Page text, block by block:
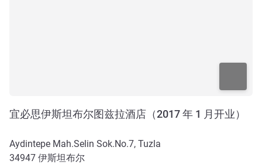
宜必思伊斯坦布尔图兹拉酒店（2017 年 1 月开业）
Aydintepe Mah.Selin Sok.No.7, Tuzla
34947 伊斯坦布尔